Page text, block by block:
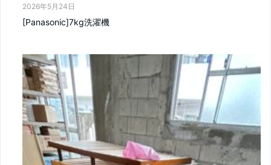
2026年5月24日
[Panasonic]7kg洗濯機